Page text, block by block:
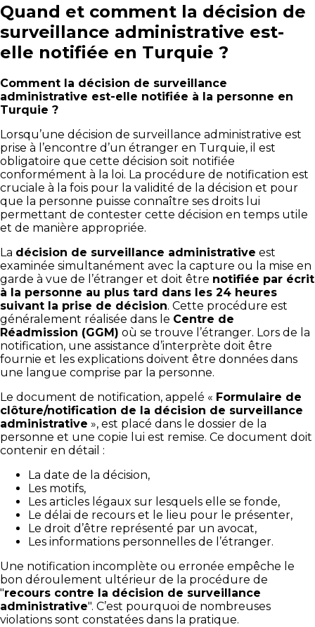
Quand et comment la décision de
surveillance administrative est-
elle notifiée en Turquie ?
Comment la décision de surveillance
administrative est-elle notifiée à la personne en
Turquie ?
Lorsqu’une décision de surveillance administrative est
prise à l’encontre d’un étranger en Turquie, il est
obligatoire que cette décision soit notifiée
conformément à la loi. La procédure de notification est
cruciale à la fois pour la validité de la décision et pour
que la personne puisse connaître ses droits lui
permettant de contester cette décision en temps utile
et de manière appropriée.
La décision de surveillance administrative est
examinée simultanément avec la capture ou la mise en
garde à vue de l’étranger et doit être notifiée par écrit
à la personne au plus tard dans les 24 heures
suivant la prise de décision. Cette procédure est
généralement réalisée dans le Centre de
Réadmission (GGM) où se trouve l’étranger. Lors de la
notification, une assistance d’interprète doit être
fournie et les explications doivent être données dans
une langue comprise par la personne.
Le document de notification, appelé « Formulaire de
clôture/notification de la décision de surveillance
administrative », est placé dans le dossier de la
personne et une copie lui est remise. Ce document doit
contenir en détail :
La date de la décision,
Les motifs,
Les articles légaux sur lesquels elle se fonde,
Le délai de recours et le lieu pour le présenter,
Le droit d’être représenté par un avocat,
Les informations personnelles de l’étranger.
Une notification incomplète ou erronée empêche le
bon déroulement ultérieur de la procédure de
"recours contre la décision de surveillance
administrative". C’est pourquoi de nombreuses
violations sont constatées dans la pratique.